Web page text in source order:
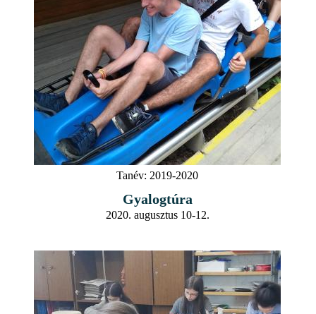
Tanév: 2019-2020
Gyalogtúra
2020. augusztus 10-12.